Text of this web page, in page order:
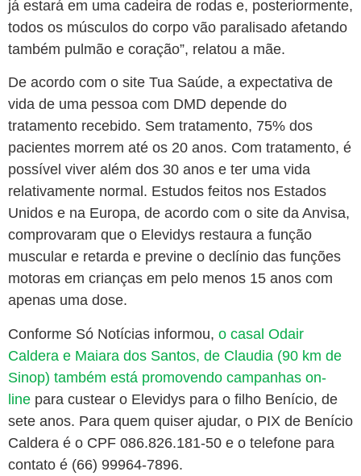
já estará em uma cadeira de rodas e, posteriormente,
todos os músculos do corpo vão paralisado afetando
também pulmão e coração”, relatou a mãe.
De acordo com o site Tua Saúde, a expectativa de
vida de uma pessoa com DMD depende do
tratamento recebido. Sem tratamento, 75% dos
pacientes morrem até os 20 anos. Com tratamento, é
possível viver além dos 30 anos e ter uma vida
relativamente normal. Estudos feitos nos Estados
Unidos e na Europa, de acordo com o site da Anvisa,
comprovaram que o Elevidys restaura a função
muscular e retarda e previne o declínio das funções
motoras em crianças em pelo menos 15 anos com
apenas uma dose.
Conforme Só Notícias informou, o casal Odair
Caldera e Maiara dos Santos, de Claudia (90 km de
Sinop) também está promovendo campanhas on-
line para custear o Elevidys para o filho Benício, de
sete anos. Para quem quiser ajudar, o PIX de Benício
Caldera é o CPF 086.826.181-50 e o telefone para
contato é (66) 99964-7896.